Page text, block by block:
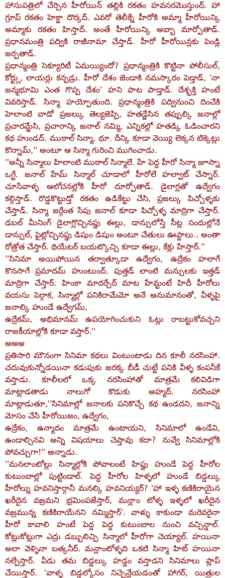
హాసుపత్రిలో చేర్చిన హీరోయిన్‌ తల్లికి రకతం హవసరమొస్తుంద్‌. హా
గ్రూప్‌ రకతం హెక్డా దొర్కద్‌. ఎవరో తెలీక్నే హీరోకి అమ్మా హీరోయిన్కి
అమ్మాకు రకతం హిస్తాద్‌. అంతే హీరోయిన్కి అబ్బా మార్పోతాడ్‌.
ప్రధానమంత్రి పద్వికి రాజీనామా చేస్తాడ్‌. హీరో హీరోయిన్లకు పెండ్లి
జర్పతాడ్‌.
ప్రధాన్మంత్రి సెక్యూరిటీ ఏమయ్యిందో? ప్రధాన్మంత్రికి కొట్టినా పోలీసుల్‌,
కోర్ట్లు, లాయర్లు కన్పడ్రు. హీరో దేశం జెండాకి నమస్కారం పెడ్తాడ్‌, 'నా
జన్మభూమి ఎంత గొప్ప దేశం' హని పాట పాడ్తాడ్‌. దేశ్భక్తి హంటే
వివరిస్తాడ్‌. సిన్మా హయ్పోతుంది. ప్రధాన్మంత్రికి పద్వినుంచి దించేకి
హెలాంటి వాడో ప్రజల్కు తెల్యజెప్పి, హతడ్జేసిన తప్పుల్కి జనాల్లో
ప్రచారమ్జేసి, ప్రచారాన్కి జనాల్‌ నమ్మి, ఎన్నికల్లో హతడ్కి ఓడించారని
కథ హుండద్‌. ముఠాల్‌ సిన్మా, థూ. దీన్కి కూడా వెయ్యి లెక్కన టిక్కెట్లు
కొన్నామ్‌,'' అంటూ ఆ సిన్మా గురించి ముగించాడు.
''అన్నీ సిన్మాలు హిలాంటి ముఠాల్‌ సిన్మాలే. హే పెద్ద హీరో సిన్మా జూస్నా
ఒగ్టే. జనాల్‌ హేమ్‌ సిన్మాల్‌ చూడాలో హీరోలే హల్వాట్‌ చేస్నార్‌.
చూసేవాళ్ళ ఆలోచనల్లోకి హీరో దూర్పోతాడ్‌. డైలాగ్లతో ఉద్వేగం
కల్గిస్తాడ్‌. రొడ్డకొట్టుడ్తో రకతం ఉడికేట్టు చేసి, ప్రజల్కు పిచ్చోళ్ళకు
చేస్తాడ్‌. సిన్మా జర్గేంత సేపు జనాల్‌ కూడా పిచ్చోళ్ళ మాద్రిగా చేస్తార్‌.
డబల్‌ మీనింగ్‌ డైలాగ్లొచ్చినప్డు ఈల్లు, డాన్సులోస్తే సీట్ల సందుల్లోనే
డాన్సుల్‌, ఫైట్లోచ్చినప్డు డిషుం డిషుం అంటూ చేతులు ఊప్డాలు.. అంతా
రోత్రోత చేస్తార్‌. థియేటర్‌ బయట్కొచ్చి కూడా ఈల్లు, కేక్లు హేస్తార్‌.''
''సినిమా అయిపోయిన తర్వాత్కూడా ఉద్వేగం, ఉద్రేకం హలాగే
కొనసాగే ప్రమాదమ్‌ హుంటుంద్‌. పుత్తడ్‌ లాంటి మన్సులకు ఇత్తడ్‌
మాద్రిగా చేస్తార్‌. హింకా మాదర్చేద్‌ మాట హేమ్టంటే హిదీ హీరోలు
వయసు పెర్గాక, సిన్మాల్లో పనికిరామేమో అనే అనుమానంతో, వీళ్ళపై
జనాల్కి హుండే ఉద్వేగమ్‌,
ఉద్రేకమ్‌, అభిమానమ్‌ ఉపయోగించుకుని ఓట్లు రాబట్టుకోవచ్చని
రాజకీయాల్లోకి కూడా వస్తార్‌.''
అఅఅ
ప్రతిసారి మౌనంగా సినిమా కథలు వింటుంటాడు దిన కూలీ నరసింహా.
చదువుకున్నోడయినా కడుపుకు జరక్క బీడీ చుట్టే పనికి వీళ్ళ కంపనీకే
వస్తాడు. కూలీలలో ఒక్క నరసింహాతో మాత్రమే కలివిడిగా
మాట్లాడతాడు నాలుగో కొడుకు అహ్మద్‌. నరసింహా
మాట్లాడుతూ,''సినిమాల్లో జనాలకు పనికొచ్చే కథ ఉండదని, జనాన్ని
మోసం చేసే హీరోయిజం, ఉద్వేగం,
ఉద్రేకం, ఉన్మాదం మాత్రమే ఉంటాయని, సినిమాలో ఉండేవి,
ఉండాల్సినవి అన్ని విషయాలు చెప్తావు కదా? నువ్వే సినిమాల్లోకి
పోవచ్చుగా!'' అన్నాడు.
''మనలాంటోల్లు సిన్మాల్లోకి పోవాలంటే హిప్డు హుండే పెద్ద హీరోల
కుటుంబాల్లో పుట్టిండాల్‌. పెద్ద హీరోల హిళ్ళలో హుండే బిడ్డల్కు
హీరోల్ను హవనిస్తార్గానీ మనల్కి హవనియ్యర్‌? 'హా ఇళ్ళ కణికిరాయైన
ఖరీదైన వజ్రమని భ్రమింపజేస్తార్‌, మన్లాం టోళ్ళ ఇళ్ళలో ఖరీదైన
వజ్రమున్న కణికిరాయేనని నమ్మిస్తార్‌'. వాళ్ళు కాకుండా మరెవరైనా
హీరో కావాలి హంటే పెద్ద పెద్ద కుటుంబాల నుంచి వచ్చిన్డాల్‌.
కోట్లుకోట్లుగా ఎద్రు డబ్బులిచ్చి సిన్మాలో హీరోగా చెయ్యాల్‌. హయినా
అలా వెళ్ళినా బత్కనీర్‌. మన్లాంటోళ్ళది ఒకటి సిన్మా హిట్‌ హయినా
నల్పేస్తార్‌. వీడు తమ బిడ్డల్కు హడ్డం వస్తాడని సినిమాలు ప్లాప్‌
చేయిస్తార్‌. 'వాళ్ళ బిడ్డల్కోసం నిచ్చెన్లేయడంతో హాగర్‌, యిత్రుల